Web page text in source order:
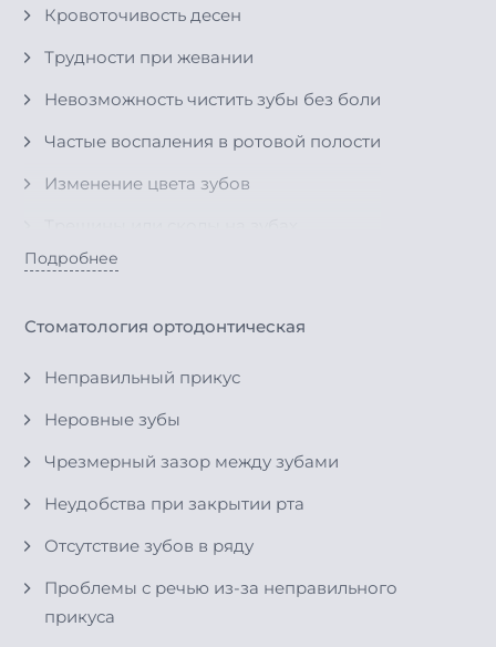
Образование налета на зубах
Кровоточивость десен
Трудности при жевании
Невозможность чистить зубы без боли
Частые воспаления в ротовой полости
Изменение цвета зубов
Неправильный прикус
Отказ от еды из-за боли в зубах
Неудовлетворительная эстетика зубов
Подробнее
Стоматология ортодонтическая
Неправильный прикус
Неровные зубы
Чрезмерный зазор между зубами
Неудобства при закрытии рта
Отсутствие зубов в ряду
Проблемы с речью из-за неправильного
прикуса